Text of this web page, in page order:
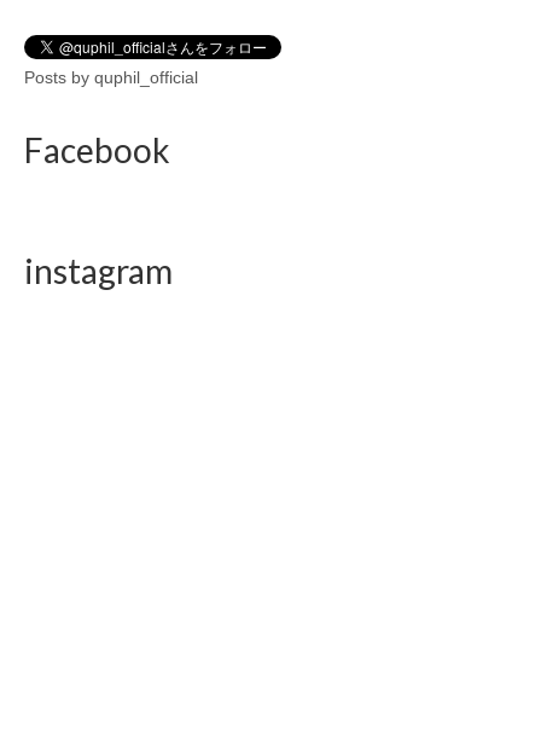
Posts by quphil_official
Facebook
instagram